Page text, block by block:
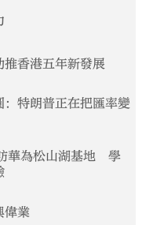
香港五年新發展
特朗普正在把匯率變
華為松山湖基地 學
偉業